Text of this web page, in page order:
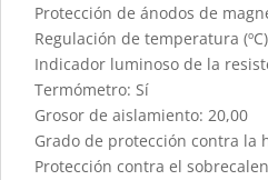
Protección de ánodos de
Regulación de temperatura
Indicador luminoso de la
Termómetro: Sí
Grosor de aislamiento: 20,00
Grado de protección contra la
Protección contra el